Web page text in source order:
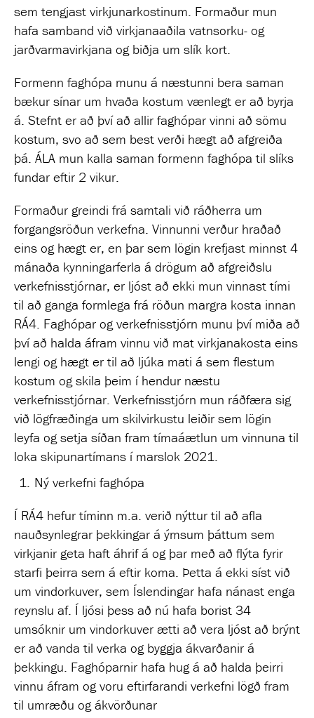
sem tengjast virkjunarkostinum. Formaður mun
hafa samband við virkjanaaðila vatnsorku- og
jarðvarmavirkjana og biðja um slík kort.
Formenn faghópa munu á næstunni bera saman
bækur sínar um hvaða kostum vænlegt er að byrja
á. Stefnt er að því að allir faghópar vinni að sömu
kostum, svo að sem best verði hægt að afgreiða
þá. ÁLA mun kalla saman formenn faghópa til slíks
fundar eftir 2 vikur.
Formaður greindi frá samtali við ráðherra um
forgangsröðun verkefna. Vinnunni verður hraðað
eins og hægt er, en þar sem lögin krefjast minnst 4
mánaða kynningarferla á drögum að afgreiðslu
verkefnisstjórnar, er ljóst að ekki mun vinnast tími
til að ganga formlega frá röðun margra kosta innan
RÁ4. Faghópar og verkefnisstjórn munu því miða að
því að halda áfram vinnu við mat virkjanakosta eins
lengi og hægt er til að ljúka mati á sem flestum
kostum og skila þeim í hendur næstu
verkefnisstjórnar. Verkefnisstjórn mun ráðfæra sig
við lögfræðinga um skilvirkustu leiðir sem lögin
leyfa og setja síðan fram tímaáætlun um vinnuna til
loka skipunartímans í marslok 2021.
Ný verkefni faghópa
Í RÁ4 hefur tíminn m.a. verið nýttur til að afla
nauðsynlegrar þekkingar á ýmsum þáttum sem
virkjanir geta haft áhrif á og þar með að flýta fyrir
starfi þeirra sem á eftir koma. Þetta á ekki síst við
um vindorkuver, sem Íslendingar hafa nánast enga
reynslu af. Í ljósi þess að nú hafa borist 34
umsóknir um vindorkuver ætti að vera ljóst að brýnt
er að vanda til verka og byggja ákvarðanir á
þekkingu. Faghóparnir hafa hug á að halda þeirri
vinnu áfram og voru eftirfarandi verkefni lögð fram
til umræðu og ákvörðunar